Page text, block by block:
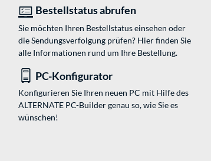
Bestellstatus abrufen
Sie möchten Ihren Bestellstatus einsehen oder
die Sendungsverfolgung prüfen? Hier finden Sie
alle Informationen rund um Ihre Bestellung.
PC-Konfigurator
Konfigurieren Sie Ihren neuen PC mit Hilfe des
ALTERNATE PC-Builder genau so, wie Sie es
wünschen!